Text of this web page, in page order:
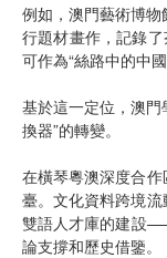
例如，澳門藝術博
行題材畫作，記錄了
可作為“絲路中的中
基於這一定位，澳門
換器”的轉變。
在橫琴粵澳深度合
臺。文化資料跨境
雙語人才庫的建設
論支撐和歷史借鑒。